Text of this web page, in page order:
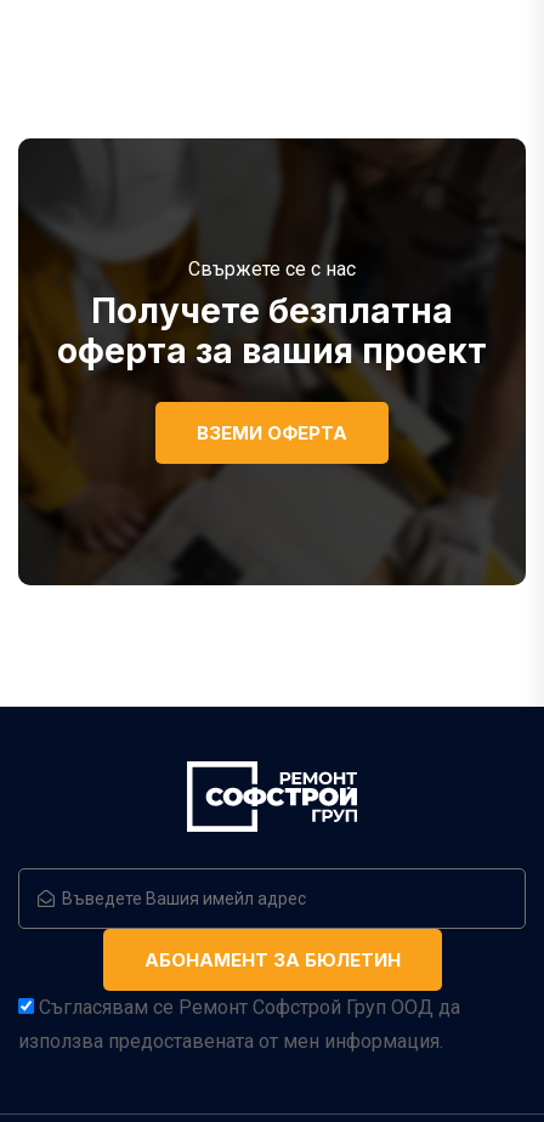
Свържете се с нас
Получете безплатна
оферта за вашия проект
ВЗЕМИ ОФЕРТА
Съгласявам се Ремонт Софстрой Груп ООД да
използва предоставената от мен информация.